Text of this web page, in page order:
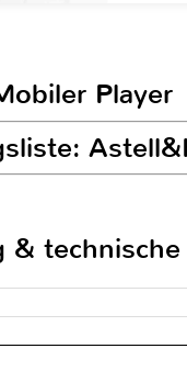
Player
& technische